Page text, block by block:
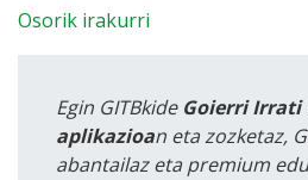
Osorik irakurri
Egin GITBkide Goierri Irrati
aplikazioan eta zozketaz,
abantailaz eta premium